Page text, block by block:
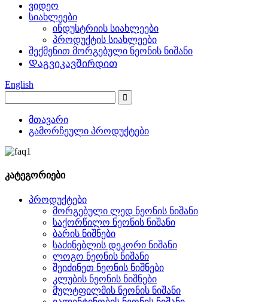
ვიდეო
სიახლეები
ინდუსტრიის სიახლეები
პროდუქტის სიახლეები
შექმენით მორგებული ნეონის ნიშანი
Დაგვიკავშირდით
English
მთავარი
გამორჩეული პროდუქტები
კატეგორიები
პროდუქტები
მორგებული ლედ ნეონის ნიშანი
საქორწილო ნეონის ნიშანი
ბარის ნიშნები
საძინებლის დეკორი ნიშანი
ლოგო ნეონის ნიშანი
შეიძინეთ ნეონის ნიშნები
კლუბის ნეონის ნიშნები
მულტფილმის ნეონის ნიშანი